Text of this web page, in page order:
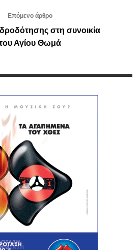
Επόμενο άρθρο
στη συνοικία
Αγίου Θωμά